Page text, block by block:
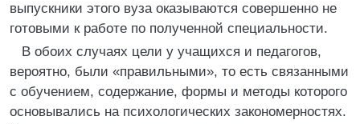
выпускники этого вуза оказываются совершенно не
готовыми к работе по полученной специальности.
В обоих случаях цели у учащихся и педагогов,
вероятно, были «правильными», то есть связанными
с обучением, содержание, формы и методы которого
основывались на психологических закономерностях.